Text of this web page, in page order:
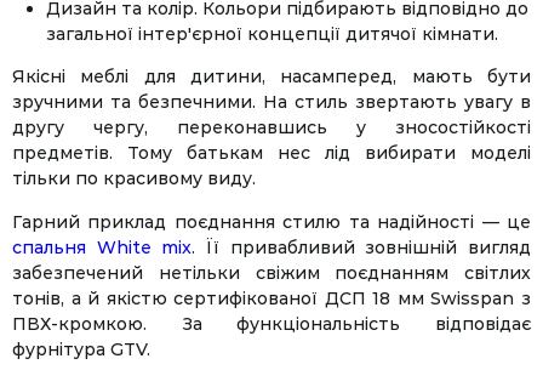
Дизайн та колір. Кольори підбирають відповідно до
загальної інтер'єрної концепції дитячої кімнати.
Якісні меблі для дитини, насамперед, мають бути
зручними та безпечними. На стиль звертають увагу в
другу чергу, переконавшись у зносостійкості
предметів. Тому батькам нес лід вибирати моделі
тільки по красивому виду.
Гарний приклад поєднання стилю та надійності — це
спальня White mix. Її привабливий зовнішній вигляд
забезпечений нетільки свіжим поєднанням світлих
тонів, а й якістю сертифікованої ДСП 18 мм Swisspan з
ПВХ-кромкою. За функціональність відповідає
фурнітура GTV.